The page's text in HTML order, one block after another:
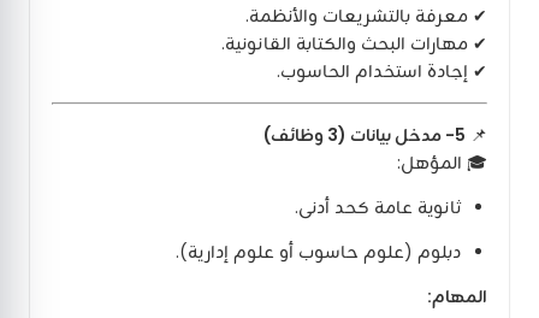
✔ معرفة بالتشريعات والأنظمة.
✔ مهارات البحث والكتابة القانونية.
✔ إجادة استخدام الحاسوب.
📌 5- مدخل بيانات (3 وظائف)
🎓 المؤهل:
ثانوية عامة كحد أدنى.
دبلوم (علوم حاسوب أو علوم إدارية).
المهام: